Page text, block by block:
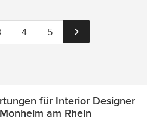
4 5
für Interior Designer
am Rhein